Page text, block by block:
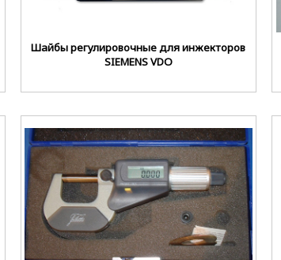
Шайбы регулировочные для инжекторов
SIEMENS VDO